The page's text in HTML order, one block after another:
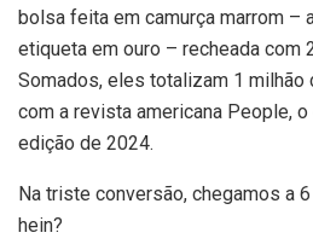
bolsa feita em camurça marrom –
etiqueta em ouro – recheada com
Somados, eles totalizam 1 milhão
com a revista americana People,
edição de 2024.
Na triste conversão, chegamos a
hein?